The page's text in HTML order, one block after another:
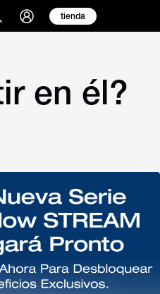
tienda
en él?